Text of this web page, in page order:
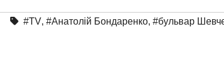
#TV, #Анатолій Бондаренко, #бульвар